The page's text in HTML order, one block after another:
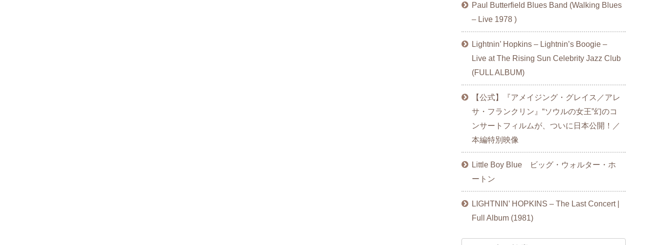
Paul Butterfield Blues Band (Walking Blues
– Live 1978 )
Lightnin’ Hopkins – Lightnin’s Boogie –
Live at The Rising Sun Celebrity Jazz Club
(FULL ALBUM)
【公式】『アメイジング・グレイス／アレ
サ・フランクリン』“ソウルの女王”幻のコ
ンサートフィルムが、ついに日本公開！／
本編特別映像
Little Boy Blue ビッグ・ウォルター・ホ
ートン
LIGHTNIN’ HOPKINS – The Last Concert |
Full Album (1981)